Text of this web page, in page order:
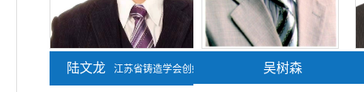
陆文龙 江苏省铸造学会创始人
熊守美 吴树森